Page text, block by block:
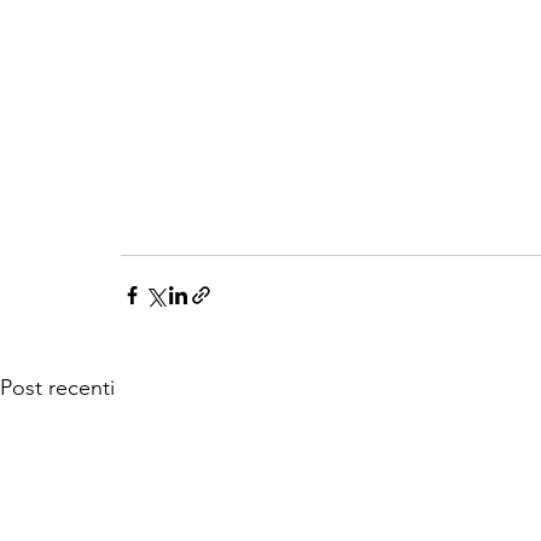
Post recenti